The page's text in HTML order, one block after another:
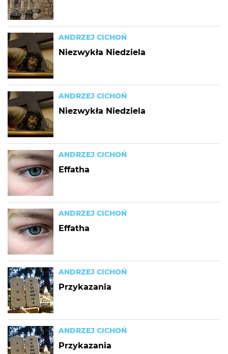
ANDRZEJ CICHOŃ
Niezwykła Niedziela
ANDRZEJ CICHOŃ
Niezwykła Niedziela
ANDRZEJ CICHOŃ
Effatha
ANDRZEJ CICHOŃ
Effatha
ANDRZEJ CICHOŃ
Przykazania
ANDRZEJ CICHOŃ
Przykazania